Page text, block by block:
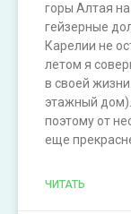
горы Алтая
гейзерные
Карелии не
летом я
в своей
этажный
поэтому от
еще
ЧИТАТЬ